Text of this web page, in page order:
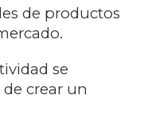
de productos
se
crear un